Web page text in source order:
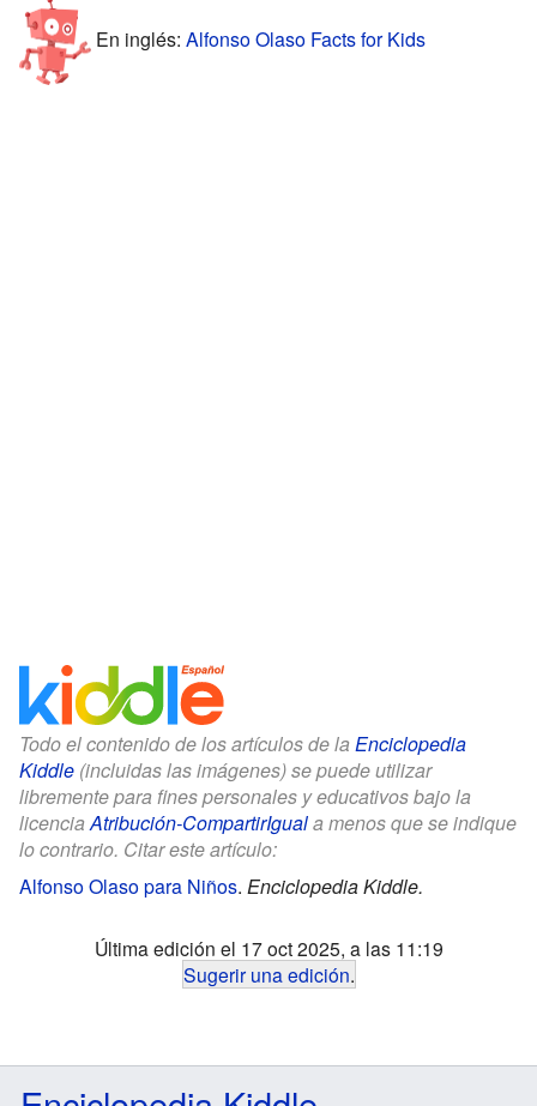
En inglés: Alfonso Olaso Facts for Kids
Todo el contenido de los artículos de la Enciclopedia
Kiddle (incluidas las imágenes) se puede utilizar
libremente para fines personales y educativos bajo la
licenciaAtribución-CompartirIguala menos que se indique
lo contrario. Citar este artículo:
Alfonso Olaso para Niños. Enciclopedia Kiddle.
Última edición el 17 oct 2025, a las 11:19
Sugerir una edición.